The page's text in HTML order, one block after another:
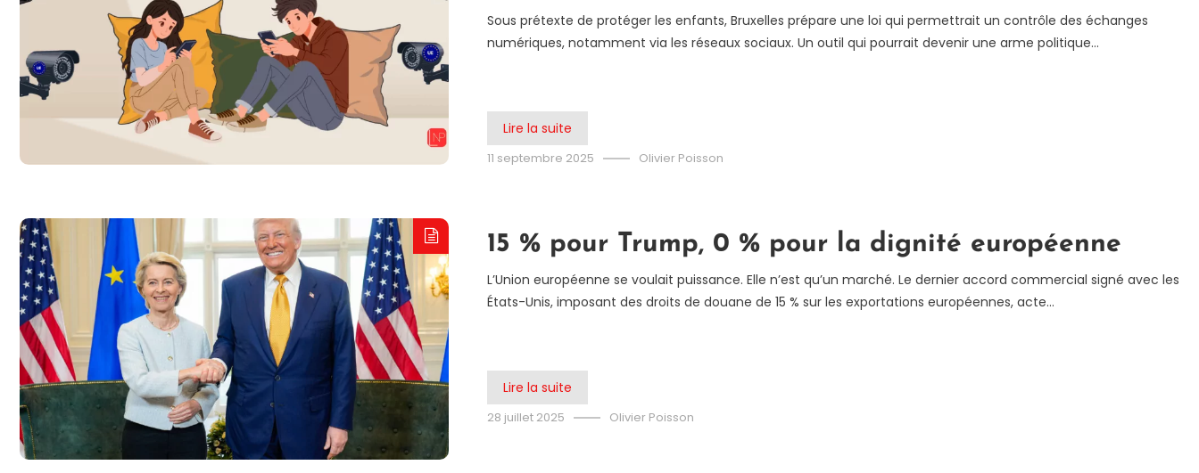
Sous prétexte de protéger les enfants, Bruxelles prépare une loi qui permettrait un contrôle des échanges
numériques, notamment via les réseaux sociaux. Un outil qui pourrait devenir une arme politique…
Lire la suite
11 septembre 2025 Olivier Poisson
15 % pour Trump, 0 % pour la dignité européenne
L’Union européenne se voulait puissance. Elle n’est qu’un marché. Le dernier accord commercial signé avec les
États-Unis, imposant des droits de douane de 15 % sur les exportations européennes, acte…
Lire la suite
28 juillet 2025 Olivier Poisson